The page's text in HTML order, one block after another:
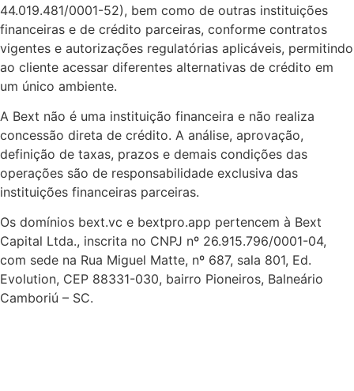
44.019.481/0001-52), bem como de outras instituições
financeiras e de crédito parceiras, conforme contratos
vigentes e autorizações regulatórias aplicáveis, permitindo
ao cliente acessar diferentes alternativas de crédito em
um único ambiente.
A Bext não é uma instituição financeira e não realiza
concessão direta de crédito. A análise, aprovação,
definição de taxas, prazos e demais condições das
operações são de responsabilidade exclusiva das
instituições financeiras parceiras.
Os domínios bext.vc e bextpro.app pertencem à Bext
Capital Ltda., inscrita no CNPJ nº 26.915.796/0001-04,
com sede na Rua Miguel Matte, nº 687, sala 801, Ed.
Evolution, CEP 88331-030, bairro Pioneiros, Balneário
Camboriú – SC.